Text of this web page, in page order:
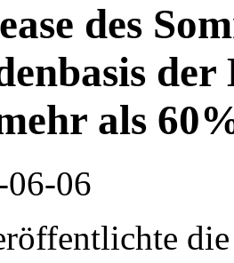
des
als
06-06